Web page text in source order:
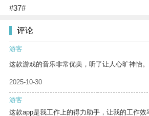
#37#
评论
游客
这款游戏的音乐非常优美，听了让人心旷神怡。
2025-10-30
游客
这款app是我工作上的得力助手，让我的工作